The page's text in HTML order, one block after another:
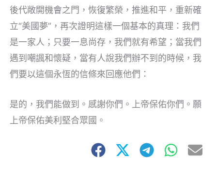
後代敞開機會之門，恢復繁榮，推進和平，重新確
立“美國夢”，再次證明這樣一個基本的真理：我們
是一家人；只要一息尚存，我們就有希望；當我們
遇到嘲諷和懷疑，當有人說我們辦不到的時候，我
們要以這個永恆的信條來回應他們：
是的，我們能做到。感謝你們。上帝保佑你們。願
上帝保佑美利堅合眾國。